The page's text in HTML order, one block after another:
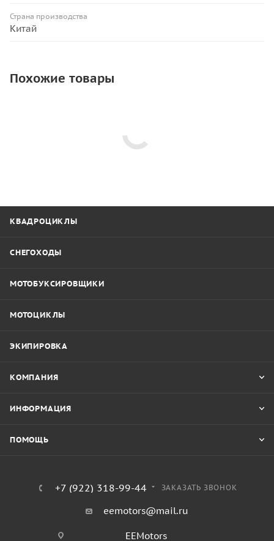
Страна производства
Китай
Похожие товары
КВАДРОЦИКЛЫ
СНЕГОХОДЫ
МОТОБУКСИРОВЩИКИ
МОТОЦИКЛЫ
ЭКИПИРОВКА
КОМПАНИЯ
ИНФОРМАЦИЯ
ПОМОЩЬ
+7 (922) 318-99-44 ЗАКАЗАТЬ ЗВОНОК
eemotors@mail.ru
EEMotors